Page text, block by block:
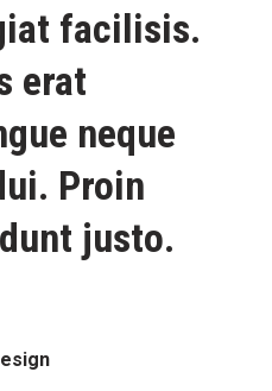
facilisis.
erat
neque
Proin
justo.